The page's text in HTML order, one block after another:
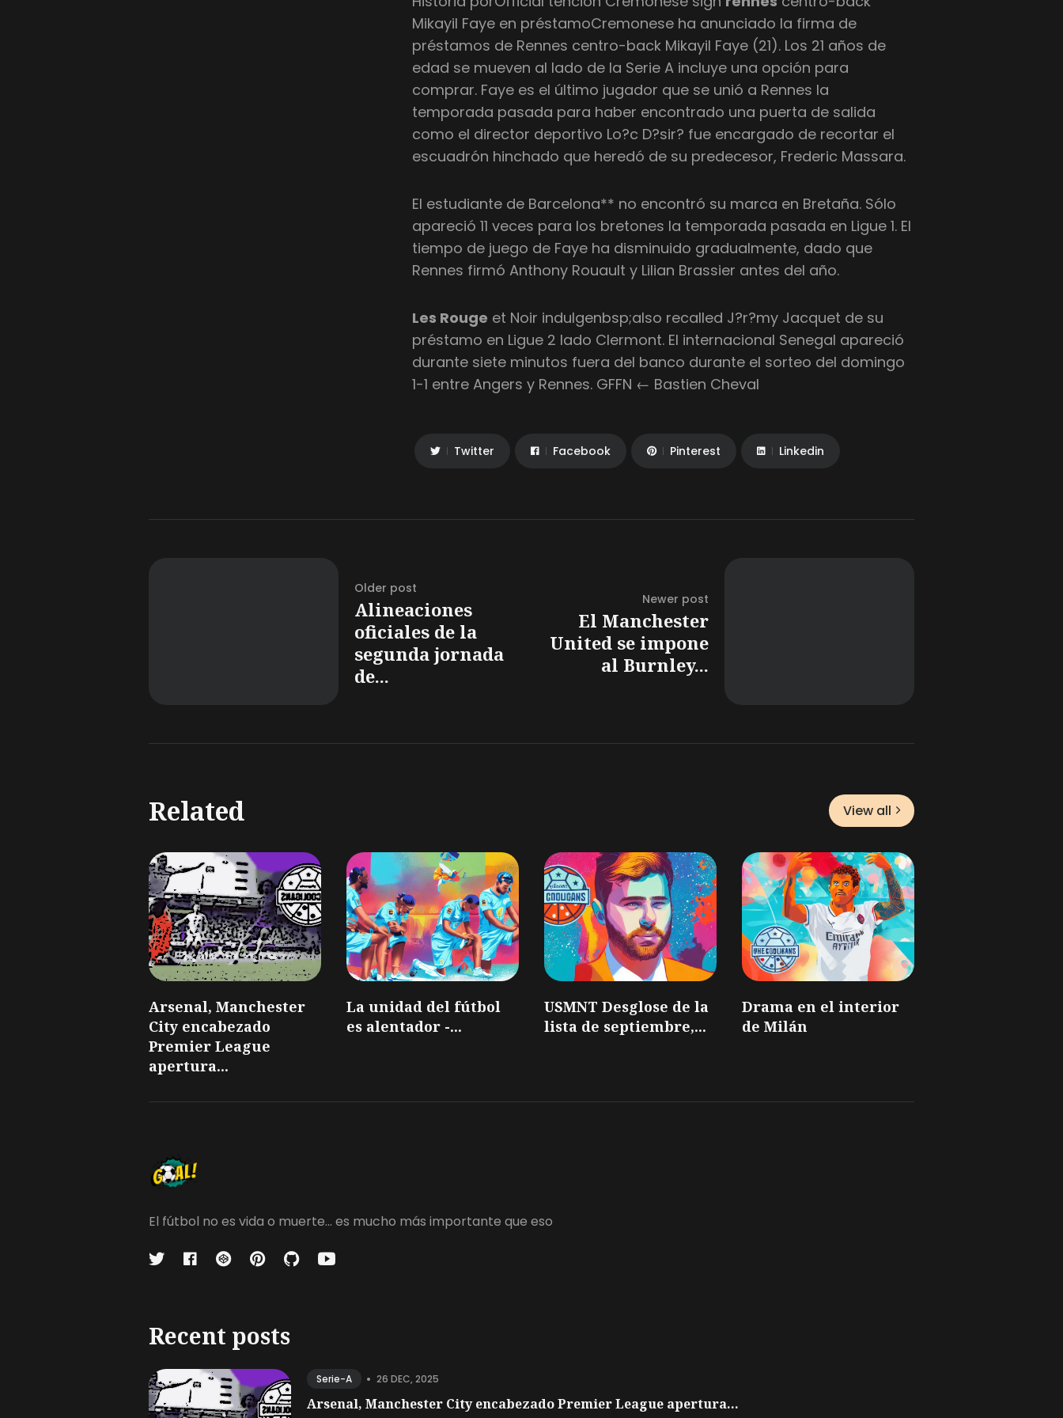
Mikayil Faye en préstamoCremonese ha anunciado la firma de
préstamos de Rennes centro-back Mikayil Faye (21). Los 21 años de
edad se mueven al lado de la Serie A incluye una opción para
comprar. Faye es el último jugador que se unió a Rennes la
temporada pasada para haber encontrado una puerta de salida
como el director deportivo Lo?c D?sir? fue encargado de recortar el
escuadrón hinchado que heredó de su predecesor, Frederic Massara.
El estudiante de Barcelona** no encontró su marca en Bretaña. Sólo
apareció 11 veces para los bretones la temporada pasada en Ligue 1. El
tiempo de juego de Faye ha disminuido gradualmente, dado que
Rennes firmó Anthony Rouault y Lilian Brassier antes del año.
Les Rouge et Noir indulgenbsp;also recalled J?r?my Jacquet de su
préstamo en Ligue 2 lado Clermont. El internacional Senegal apareció
durante siete minutos fuera del banco durante el sorteo del domingo
1-1 entre Angers y Rennes. GFFN ← Bastien Cheval
Twitter Facebook Pinterest Linkedin
Older post
Alineaciones
oficiales de la
segunda jornada
de...
Newer post
El Manchester
United se impone
al Burnley...
Related View all
Arsenal, Manchester
City encabezado
Premier League
apertura...
La unidad del fútbol
es alentador -...
USMNT Desglose de la
lista de septiembre,...
Drama en el interior
de Milán
El fútbol no es vida o muerte... es mucho más importante que eso
Recent posts
Serie-A • 26 DEC, 2025
Arsenal, Manchester City encabezado Premier League apertura...